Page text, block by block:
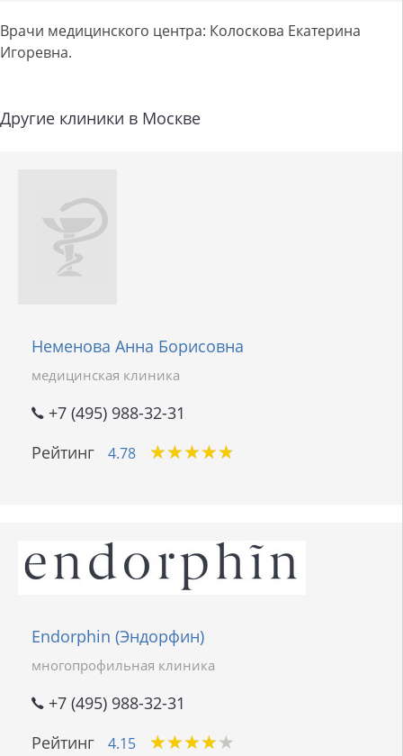
Врачи медицинского центра: Колоскова Екатерина
Игоревна.
Другие клиники в Москве
Неменова Анна Борисовна
медицинская клиника
+7 (495) 988-32-31
Рейтинг
4.78 ★★★★★
★★★★★
Endorphin (Эндорфин)
многопрофильная клиника
+7 (495) 988-32-31
Рейтинг
4.15 ★★★★★
★★★★★